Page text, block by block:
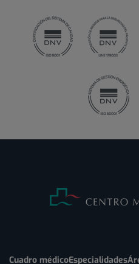
Cuadro médicoEspecialidades